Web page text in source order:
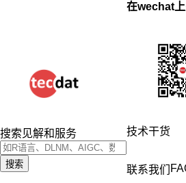
搜索见解和服务
搜索
在wechat上
技术干货
联系我们